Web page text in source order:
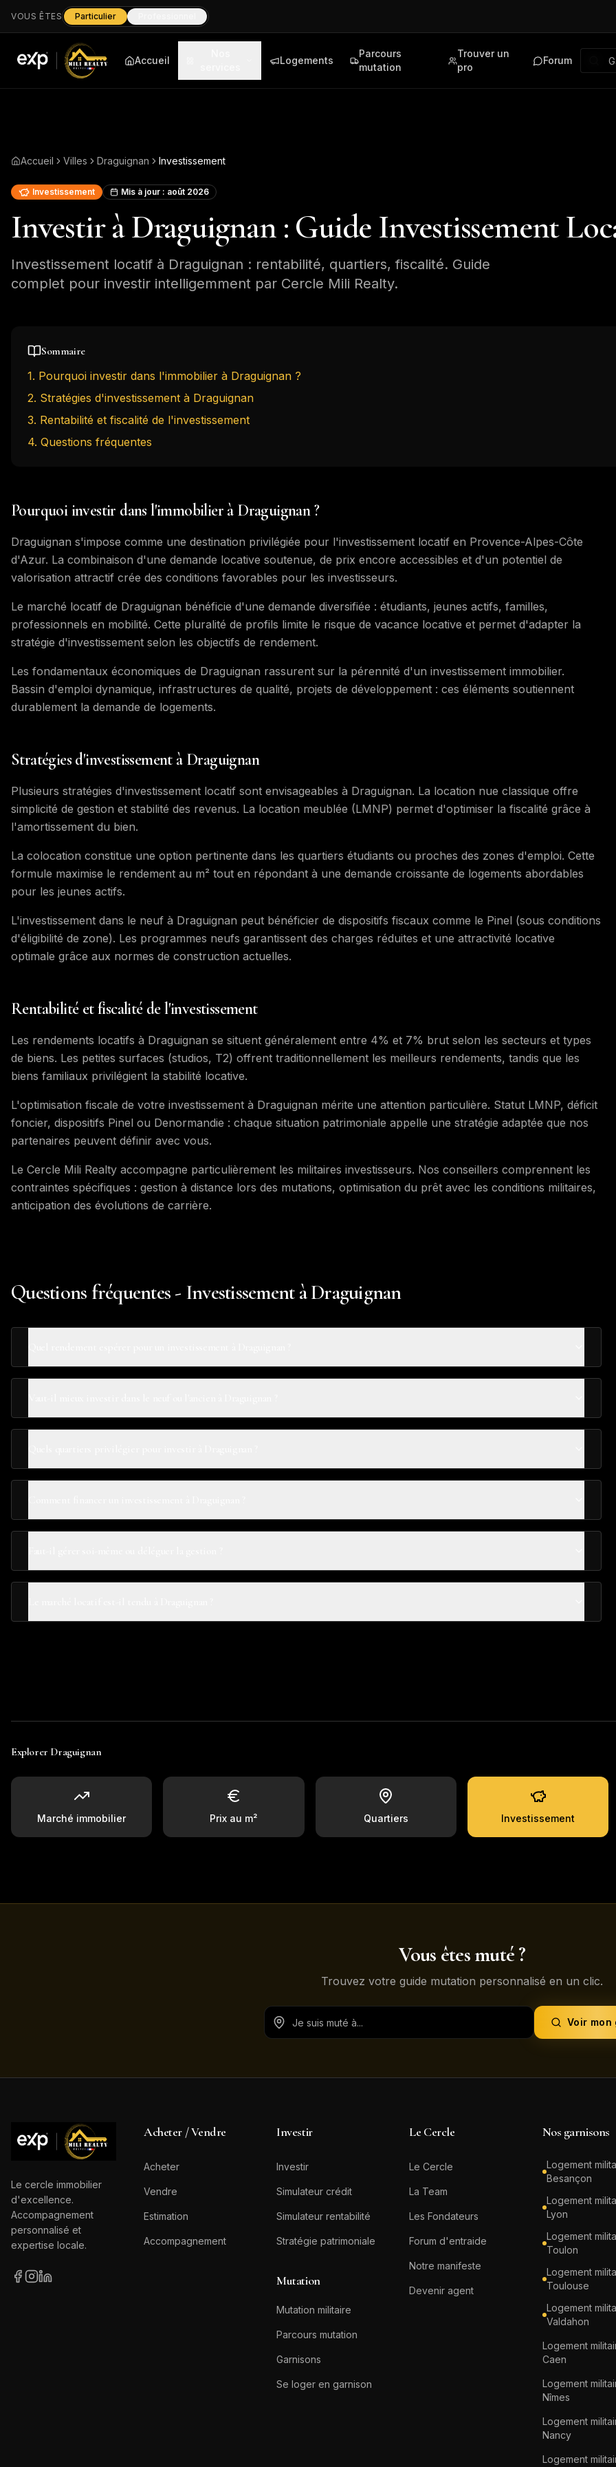
VOUS ÊTES Particulier
Accueil Logements
Parcours
mutation
Trouver un
pro
Forum
Accueil Villes Draguignan Investissement
Investissement Mis à jour : août 2026
Investir à Draguignan : Guide Investissement
Investissement locatif à Draguignan : rentabilité, quartiers, fiscalité. Guide
complet pour investir intelligemment par Cercle Mili Realty.
Sommaire
1. Pourquoi investir dans l'immobilier à Draguignan ?
2. Stratégies d'investissement à Draguignan
3. Rentabilité et fiscalité de l'investissement
4. Questions fréquentes
Pourquoi investir dans l'immobilier à Draguignan ?
Draguignan s'impose comme une destination privilégiée pour l'investissement locatif en Provence-Alpes-Côte
d'Azur. La combinaison d'une demande locative soutenue, de prix encore accessibles et d'un potentiel de
valorisation attractif crée des conditions favorables pour les investisseurs.
Le marché locatif de Draguignan bénéficie d'une demande diversifiée : étudiants, jeunes actifs, familles,
professionnels en mobilité. Cette pluralité de profils limite le risque de vacance locative et permet d'adapter la
stratégie d'investissement selon les objectifs de rendement.
Les fondamentaux économiques de Draguignan rassurent sur la pérennité d'un investissement immobilier.
Bassin d'emploi dynamique, infrastructures de qualité, projets de développement : ces éléments soutiennent
durablement la demande de logements.
Stratégies d'investissement à Draguignan
Plusieurs stratégies d'investissement locatif sont envisageables à Draguignan. La location nue classique offre
simplicité de gestion et stabilité des revenus. La location meublée (LMNP) permet d'optimiser la fiscalité grâce à
l'amortissement du bien.
La colocation constitue une option pertinente dans les quartiers étudiants ou proches des zones d'emploi. Cette
formule maximise le rendement au m² tout en répondant à une demande croissante de logements abordables
pour les jeunes actifs.
L'investissement dans le neuf à Draguignan peut bénéficier de dispositifs fiscaux comme le Pinel (sous conditions
d'éligibilité de zone). Les programmes neufs garantissent des charges réduites et une attractivité locative
optimale grâce aux normes de construction actuelles.
Rentabilité et fiscalité de l'investissement
Les rendements locatifs à Draguignan se situent généralement entre 4% et 7% brut selon les secteurs et types
de biens. Les petites surfaces (studios, T2) offrent traditionnellement les meilleurs rendements, tandis que les
biens familiaux privilégient la stabilité locative.
L'optimisation fiscale de votre investissement à Draguignan mérite une attention particulière. Statut LMNP, déficit
foncier, dispositifs Pinel ou Denormandie : chaque situation patrimoniale appelle une stratégie adaptée que nos
partenaires peuvent définir avec vous.
Le Cercle Mili Realty accompagne particulièrement les militaires investisseurs. Nos conseillers comprennent les
contraintes spécifiques : gestion à distance lors des mutations, optimisation du prêt avec les conditions militaires,
anticipation des évolutions de carrière.
Questions fréquentes - Investissement à Draguignan
Explorer Draguignan
Marché immobilier Prix au m² Quartiers Investissement
Vous êtes muté ?
Trouvez votre guide mutation personnalisé en un clic.
Voir mon
Le cercle immobilier
d'excellence.
Accompagnement
personnalisé et
expertise locale.
Acheter / Vendre
Acheter
Vendre
Estimation
Accompagnement
Investir
Investir
Simulateur crédit
Simulateur rentabilité
Stratégie patrimoniale
Mutation
Mutation militaire
Parcours mutation
Garnisons
Se loger en garnison
Le Cercle
Le Cercle
La Team
Les Fondateurs
Forum d'entraide
Notre manifeste
Devenir agent
Nos garnisons
Logement
Besançon
Logement
Lyon
Logement
Toulon
Logement
Toulouse
Logement
Valdahon
Logement
Caen
Logement
Nîmes
Logement
Nancy
Logement